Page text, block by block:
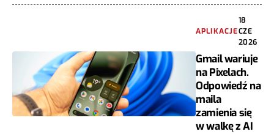
APLIKACJE
18
CZE
2026
Gmail wariuje
na Pixelach.
Odpowiedź na
maila
zamienia się
w walkę z AI